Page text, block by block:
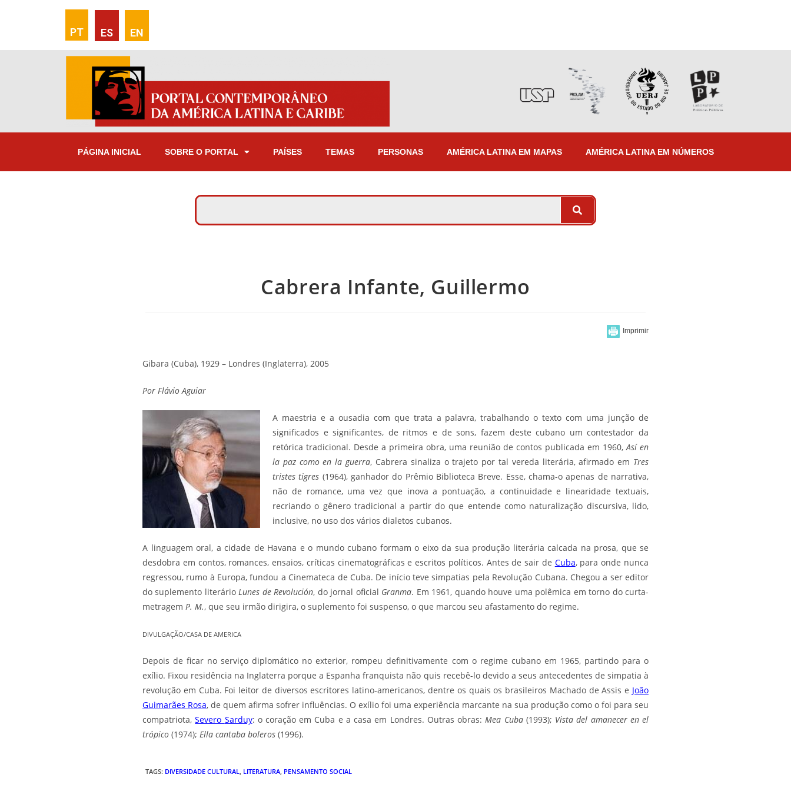
PT ES EN
PÁGINA INICIAL SOBRE O PORTAL PAÍSES TEMAS PERSONAS AMÉRICA LATINA EM MAPAS AMÉRICA LATINA EM NÚMEROS
Cabrera Infante, Guillermo
Gibara (Cuba), 1929 – Londres (Inglaterra), 2005
Por Flávio Aguiar
A maestria e a ousadia com que trata a palavra, trabalhando o texto com uma junção de
significados e significantes, de ritmos e de sons, fazem deste cubano um contestador da
retórica tradicional. Desde a primeira obra, uma reunião de contos publicada em 1960, Así en
la paz como en la guerra, Cabrera sinaliza o trajeto por tal vereda literária, afirmado em Tres
tristes tigres (1964), ganhador do Prêmio Biblioteca Breve. Esse, chama-o apenas de narrativa,
não de romance, uma vez que inova a pontuação, a continuidade e linearidade textuais,
recriando o gênero tradicional a partir do que entende como naturalização discursiva, lido,
inclusive, no uso dos vários dialetos cubanos.
A linguagem oral, a cidade de Havana e o mundo cubano formam o eixo da sua produção literária calcada na prosa, que se
desdobra em contos, romances, ensaios, críticas cinematográficas e escritos políticos. Antes de sair de Cuba, para onde nunca
regressou, rumo à Europa, fundou a Cinemateca de Cuba. De início teve simpatias pela Revolução Cubana. Chegou a ser editor
do suplemento literário Lunes de Revolución, do jornal oficial Granma. Em 1961, quando houve uma polêmica em torno do curta-
metragem P. M., que seu irmão dirigira, o suplemento foi suspenso, o que marcou seu afastamento do regime.
DIVULGAÇÃO/CASA DE AMERICA
Depois de ficar no serviço diplomático no exterior, rompeu definitivamente com o regime cubano em 1965, partindo para o
exílio. Fixou residência na Inglaterra porque a Espanha franquista não quis recebê-lo devido a seus antecedentes de simpatia à
revolução em Cuba. Foi leitor de diversos escritores latino-americanos, dentre os quais os brasileiros Machado de Assis e João
Guimarães Rosa, de quem afirma sofrer influências. O exílio foi uma experiência marcante na sua produção como o foi para seu
compatriota,Severo Sarduy: o coração em Cuba e a casa em Londres. Outras obras: Mea Cuba (1993); Vista del amanecer en el
trópico (1974); Ella cantaba boleros (1996).
TAGS: DIVERSIDADE CULTURAL LITERATURA PENSAMENTO SOCIAL